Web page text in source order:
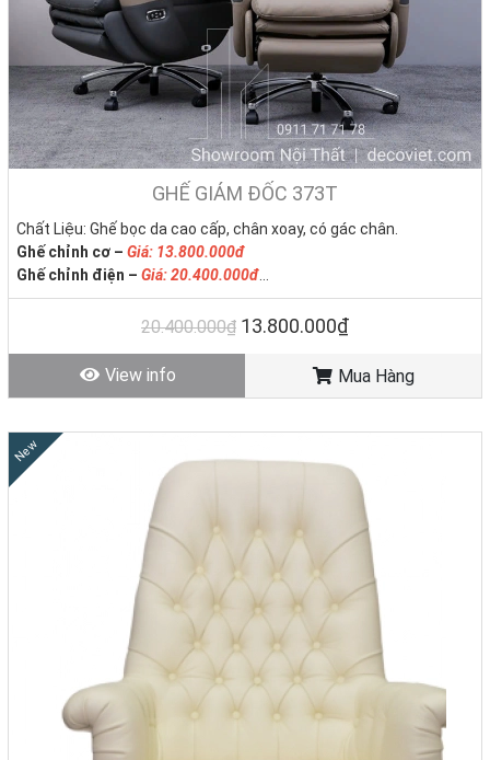
Showroom Bàn Ghế Văn Phòng Đẹp Uy Tín, Giá Rẻ
Nhất Thị Trường.
GHẾ GIÁM ĐỐC 373T
Chất Liệu: Ghế bọc da cao cấp, chân xoay, có gác chân.
Ghế chỉnh cơ – Giá: 13.800.000đ
Ghế chỉnh điện – Giá: 20.400.000đ
Tình trạng hàng: Hàng mới – Còn hàng.
20.400.000₫ 13.800.000₫
View info Mua Hàng
New